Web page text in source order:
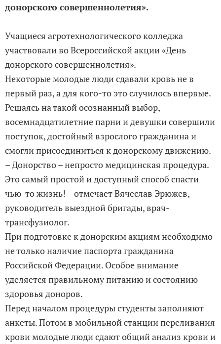
донорского совершеннолетия».
Учащиеся агротехнологического колледжа
участвовали во Всероссийской акции «День
донорского совершеннолетия».
Некоторые молодые люди сдавали кровь не в
первый раз, а для кого-то это случилось впервые.
Решаясь на такой осознанный выбор,
восемнадцатилетние парни и девушки совершили
поступок, достойный взрослого гражданина и
смогли присоединиться к донорскому движению.
– Донорство – непросто медицинская процедура.
Это самый простой и доступный способ спасти
чью-то жизнь! – отмечает Вячеслав Эрюжев,
руководитель выездной бригады, врач-
трансфузиолог.
При подготовке к донорским акциям необходимо
не только наличие паспорта гражданина
Российской Федерации. Особое внимание
уделяется правильному питанию и состоянию
здоровья доноров.
Перед началом процедуры студенты заполняют
анкеты. Потом в мобильной станции переливания
крови молодые люди сдают общий анализ крови и